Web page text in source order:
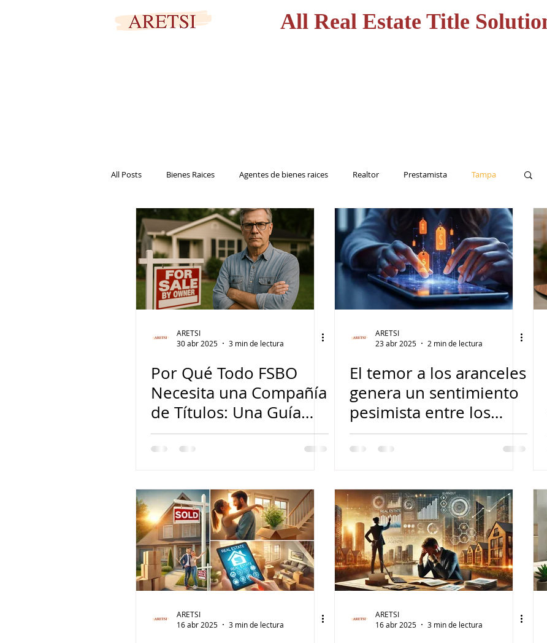
All Real Estate Title
All Posts Bienes Raices Agentes de bienes raices Realtor Prestamista Tampa
Marketing Casa Vivienda Seguro de Titulo
ARETSI
30 abr 2025
3 min de lectura
Por Qué Todo FSBO
Necesita una Compañía
de Títulos: Una Guía
para los Vendedores
Independientes
ARETSI
23 abr 2025
2 min de lectura
El temor a los aranceles
genera un sentimiento
pesimista entre los
consumidores, dice
economista
ARETSI
16 abr 2025
3 min de lectura
ARETSI
16 abr 2025
3 min de lectura